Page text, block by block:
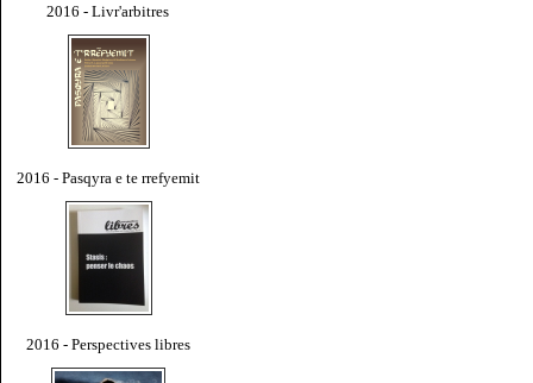
2016 - Livr'arbitres
2016 - Pasqyra e te rrefyemit
2016 - Perspectives libres